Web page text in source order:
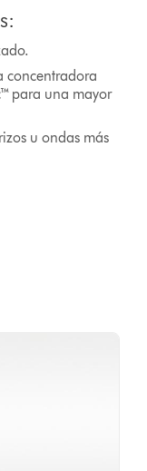
concentradora
para una mayor
u ondas más